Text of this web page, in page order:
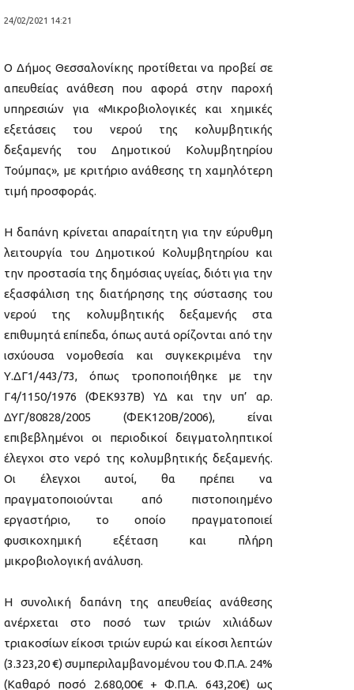
24/02/2021 14:21
Ο Δήμος Θεσσαλονίκης προτίθεται να προβεί σε
απευθείας ανάθεση που αφορά στην παροχή
υπηρεσιών για «Μικροβιολογικές και χημικές
εξετάσεις του νερού της κολυμβητικής
δεξαμενής του Δημοτικού Κολυμβητηρίου
Τούμπας», με κριτήριο ανάθεσης τη χαμηλότερη
τιμή προσφοράς.
Η δαπάνη κρίνεται απαραίτητη για την εύρυθμη
λειτουργία του Δημοτικού Κολυμβητηρίου και
την προστασία της δημόσιας υγείας, διότι για την
εξασφάλιση της διατήρησης της σύστασης του
νερού της κολυμβητικής δεξαμενής στα
επιθυμητά επίπεδα, όπως αυτά ορίζονται από την
ισχύουσα νομοθεσία και συγκεκριμένα την
Υ.ΔΓ1/443/73, όπως τροποποιήθηκε με την
Γ4/1150/1976 (ΦΕΚ937Β) ΥΔ και την υπ’ αρ.
ΔΥΓ/80828/2005 (ΦΕΚ120Β/2006), είναι
επιβεβλημένοι οι περιοδικοί δειγματοληπτικοί
έλεγχοι στο νερό της κολυμβητικής δεξαμενής.
Οι έλεγχοι αυτοί, θα πρέπει να
πραγματοποιούνται από πιστοποιημένο
εργαστήριο, το οποίο πραγματοποιεί
φυσικοχημική εξέταση και πλήρη
μικροβιολογική ανάλυση.
Η συνολική δαπάνη της απευθείας ανάθεσης
ανέρχεται στο ποσό των τριών χιλιάδων
τριακοσίων είκοσι τριών ευρώ και είκοσι λεπτών
(3.323,20 €) συμπεριλαμβανομένου του Φ.Π.Α. 24%
(Καθαρό ποσό 2.680,00€ + Φ.Π.Α. 643,20€) ως